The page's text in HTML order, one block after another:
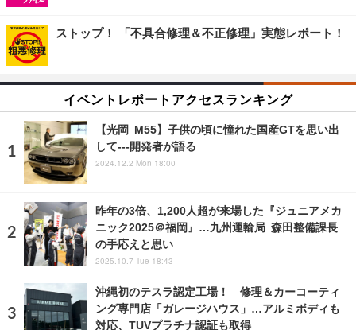
ストップ！ 「不具合修理＆不正修理」実態レポート！
イベントレポートアクセスランキング
【光岡 M55】子供の頃に憧れた国産GTを思い出
して---開発者が語る
2024.12.2 Mon 18:00
昨年の3倍、1,200人超が来場した『ジュニアメカ
ニック2025＠福岡』…九州運輸局 森田整備課長
の手応えと思い
2025.10.7 Tue 18:43
沖縄初のテスラ認定工場！ 修理＆カーコーティ
ング専門店「ガレージハウス」…アルミボディも
対応、TUVプラチナ認証も取得